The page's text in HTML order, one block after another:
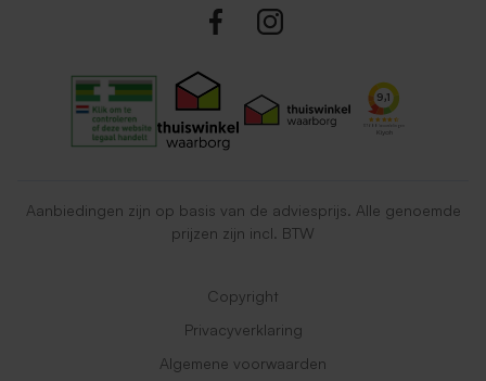
Aanbiedingen zijn op basis van de adviesprijs. Alle genoemde
prijzen zijn incl. BTW
Copyright
Privacyverklaring
Algemene voorwaarden